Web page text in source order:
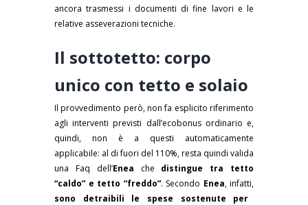
ancora trasmessi i documenti di fine lavori e le
relative asseverazioni tecniche.
Il sottotetto: corpo
unico con tetto e solaio
Il provvedimento però, non fa esplicito riferimento
agli interventi previsti dall’ecobonus ordinario e,
quindi, non è a questi automaticamente
applicabile: al di fuori del 110%, resta quindi valida
una Faq dell’Enea che distingue tra tetto
“caldo” e tetto “freddo”. Secondo Enea, infatti,
sono detraibili le spese sostenute per